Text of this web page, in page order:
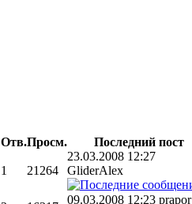
Отв.Просм. Последний пост
1 21264
23.03.2008 12:27
GliderAlex
09.03.2008 12:23 prapor